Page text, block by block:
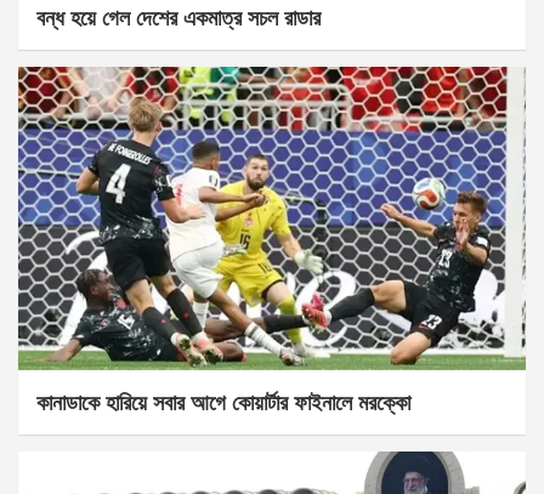
বন্ধ হয়ে গেল দেশের একমাত্র সচল রাডার
কানাডাকে হারিয়ে সবার আগে কোয়ার্টার ফাইনালে মরক্কো